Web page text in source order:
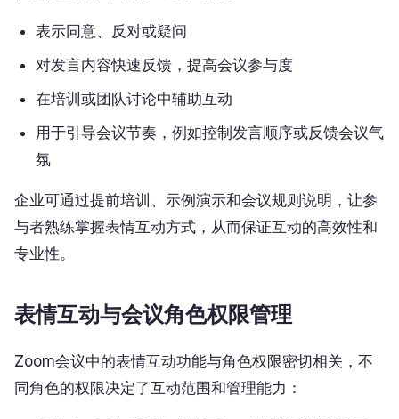
表示同意、反对或疑问
对发言内容快速反馈，提高会议参与度
在培训或团队讨论中辅助互动
用于引导会议节奏，例如控制发言顺序或反馈会议气
氛
企业可通过提前培训、示例演示和会议规则说明，让参
与者熟练掌握表情互动方式，从而保证互动的高效性和
专业性。
表情互动与会议角色权限管理
Zoom会议中的表情互动功能与角色权限密切相关，不
同角色的权限决定了互动范围和管理能力：